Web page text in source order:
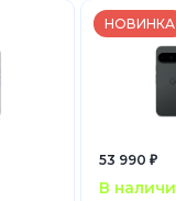
НОВИНКА
53 990 ₽
В